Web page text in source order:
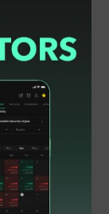
seiring
aksi
dilusi.